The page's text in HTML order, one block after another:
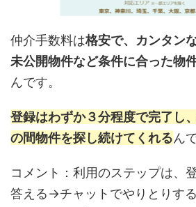
仲介手数料は格安で、カンタン
未公開物件など条件に合った物
んです。
登録はわずか３分程度で完了し
の間物件を探し続けてくれるん
コメント：利用のステップは、
答える→チャットでやりとりす